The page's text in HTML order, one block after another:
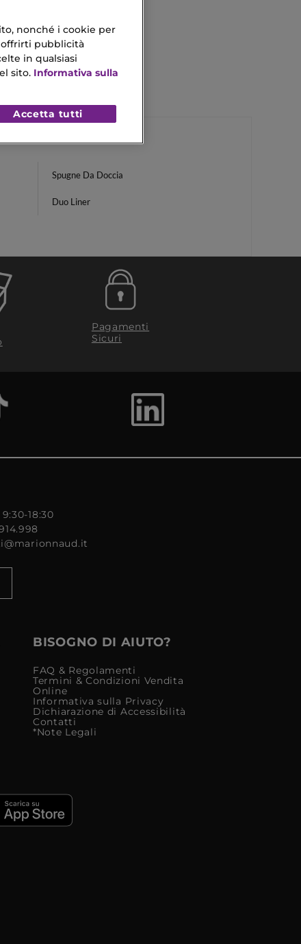
Spugne Da Doccia
Duo Liner
Pagamenti
Sicuri
18:30
BISOGNO DI AIUTO?
FAQ & Regolamenti
Termini & Condizioni Vendita
Online
Informativa sulla Privacy
Dichiarazione di Accessibilità
Contatti
*Note Legali
nonché i cookie per
offrirti pubblicità
in qualsiasi
sito. Informativa sulla
Accetta tutti